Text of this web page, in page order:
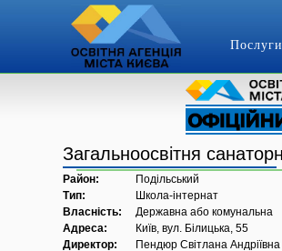
Послуги
Загальноосвітня
Район:
Подільський
Тип:
Школа-інтернат
Власність:
Державна або комунальна
Адреса:
Київ, вул. Білицька, 55
Директор:
Пендюр Світлана Андріївна